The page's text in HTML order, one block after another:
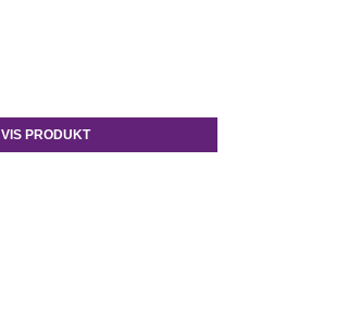
VIS PRODUKT